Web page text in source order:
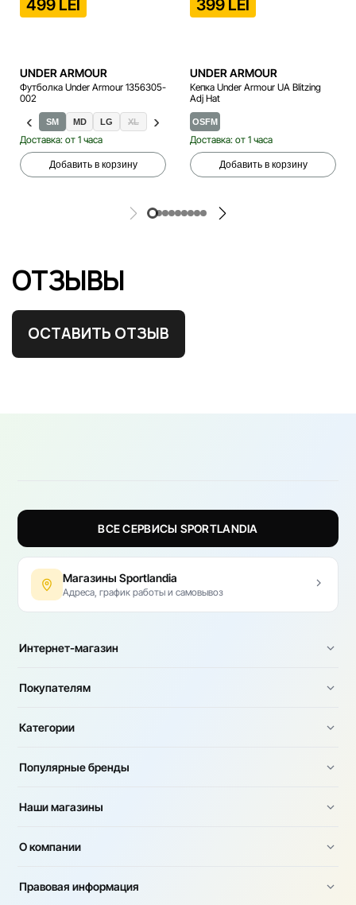
499 LEI
UNDER ARMOUR
Футболка Under Armour 1356305-
002
XS SM MD LG XL XXL
Доставка: от 1 часа
Добавить в корзину
399 LEI
UNDER ARMOUR
Кепка Under Armour UA Blitzing
Adj Hat
OSFM
Доставка: от 1 часа
Добавить в корзину
ОТЗЫВЫ
ОСТАВИТЬ ОТЗЫВ
ВСЕ СЕРВИСЫ SPORTLANDIA
Магазины Sportlandia
Адреса, график работы и самовывоз
Интернет-магазин
Покупателям
Категории
Популярные бренды
Наши магазины
О компании
Правовая информация